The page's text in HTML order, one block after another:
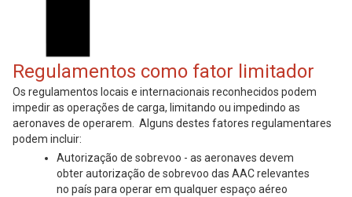
Regulamentos como fator limitador
Os regulamentos locais e internacionais reconhecidos podem
impedir as operações de carga, limitando ou impedindo as
aeronaves de operarem. Alguns destes fatores regulamentares
podem incluir:
Autorização de sobrevoo - as aeronaves devem
obter autorização de sobrevoo das AAC relevantes
no país para operar em qualquer espaço aéreo